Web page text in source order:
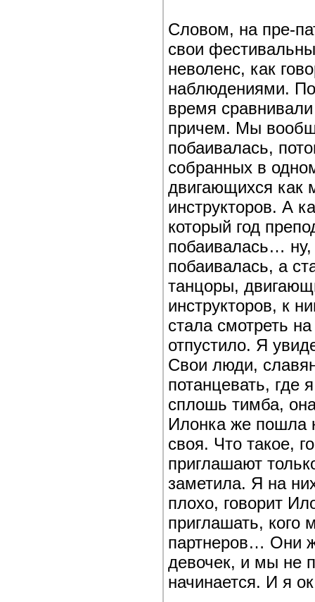
Словом, на пре-
свои
неволенс, как
наблюдениями.
время
причем. Мы
побаивалась,
собранных в
двигающихся как
инструкторов. А
который год
побаивалась…
побаивалась, а
танцоры,
инструкторов, к
стала смотреть
отпустило. Я
Свои люди,
потанцевать,
сплошь тимба,
Илонка же пошла
своя. Что такое,
приглашают
заметила. Я на
плохо, говорит
приглашать, кого
партнеров… Они
девочек, и мы не
начинается. И я